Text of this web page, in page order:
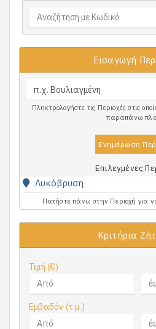
Εισαγωγή
Πληκτρολογήστε τις Περιοχές στις
παραπάνω
Ενημέρωση
Επιλεγμένες
Λυκόβρυση
Πατήστε πάνω στην Περιοχή για
Κριτήρια
Τιμή (€)
Εμβαδόν (τ.μ.)